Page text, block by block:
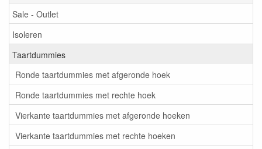
Sale - Outlet
Isoleren
Taartdummies
Ronde taartdummies met afgeronde hoek
Ronde taartdummies met rechte hoek
Vierkante taartdummies met afgeronde hoeken
Vierkante taartdummies met rechte hoeken